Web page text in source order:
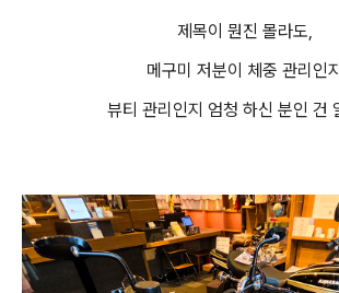
제목이 뭔진 몰라도,
메구미 저분이 체중 관리인지
뷰티 관리인지 엄청 하신 분인 건